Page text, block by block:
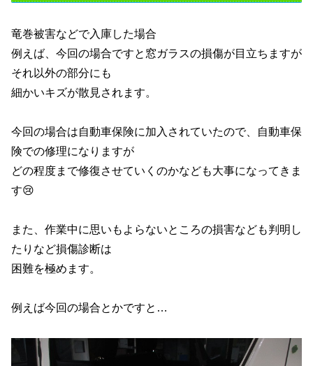
竜巻被害などで入庫した場合
例えば、今回の場合ですと窓ガラスの損傷が目立ちますが
それ以外の部分にも
細かいキズが散見されます。
今回の場合は自動車保険に加入されていたので、自動車保
険での修理になりますが
どの程度まで修復させていくのかなども大事になってきま
す😢
また、作業中に思いもよらないところの損害なども判明し
たりなど損傷診断は
困難を極めます。
例えば今回の場合とかですと…